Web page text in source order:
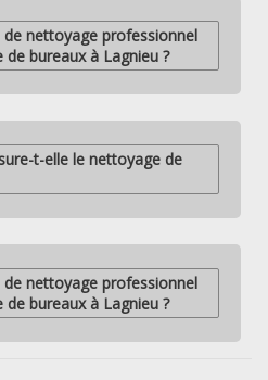
nettoyage professionnel
bureaux à Lagnieu ?
t-elle le nettoyage de
nettoyage professionnel
bureaux à Lagnieu ?